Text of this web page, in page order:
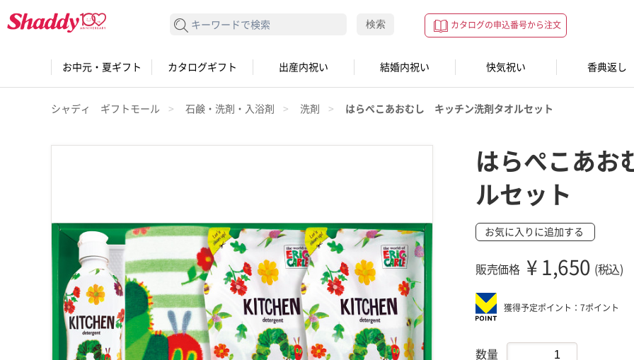
カタログの申込番号から注文
検索する 検索
お中元・夏ギフト カタログギフト 出産内祝い 結婚内祝い 快気祝い 香典返し
シャディ ギフトモール 石鹸・洗剤・入浴剤 洗剤 はらぺこあおむし キッチン洗剤タオルセット
はらぺこあ
ルセット
お気に入りに追加する
販売価格 ¥ 1,650 (税込)
獲得予定ポイント：7ポイント
数量